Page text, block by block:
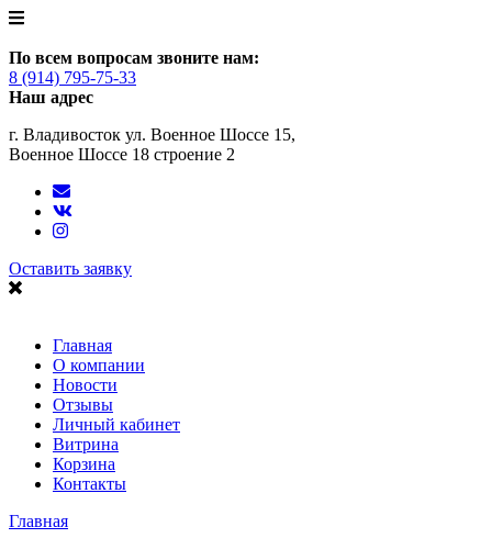
По всем вопросам звоните нам:
8 (914) 795-75-33
Наш адрес
г. Владивосток ул. Военное Шоссе 15,
Военное Шоссе 18 строение 2
Оставить заявку
Главная
О компании
Новости
Отзывы
Личный кабинет
Витрина
Корзина
Контакты
Главная